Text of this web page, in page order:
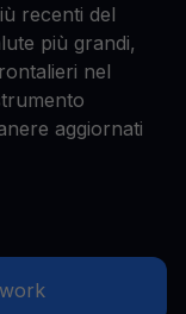
recenti del
più grandi,
nel
aggiornati